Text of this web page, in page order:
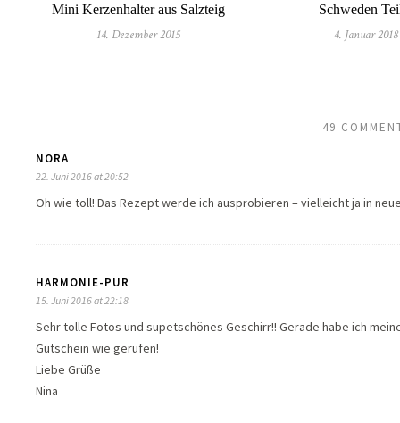
Mini Kerzenhalter aus Salzteig
14. Dezember 2015
Schweden
4. Januar 2018
49
NORA
22. Juni 2016 at 20:52
Oh wie toll! Das Rezept werde ich ausprobieren – vielleicht ja in
HARMONIE-PUR
15. Juni 2016 at 22:18
Sehr tolle Fotos und supetschönes Geschirr!! Gerade habe ich
Gutschein wie gerufen!
Liebe Grüße
Nina